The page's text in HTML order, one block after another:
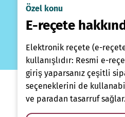
Özel konu
E-reçete
Elektronik reçete (e-
kullanışlıdır: Resmi e-
giriş yaparsanız çeşitli
seçeneklerini de
ve paradan tasarruf sağlar.